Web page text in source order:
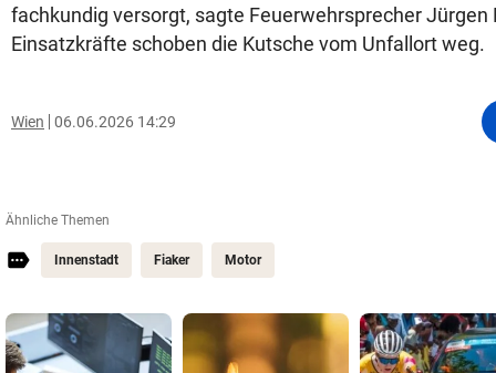
fachkundig versorgt, sagte Feuerwehrsprecher Jürgen
Einsatzkräfte schoben die Kutsche vom Unfallort weg.
Wien 06.06.2026 14:29
Ähnliche Themen
Innenstadt Fiaker Motor